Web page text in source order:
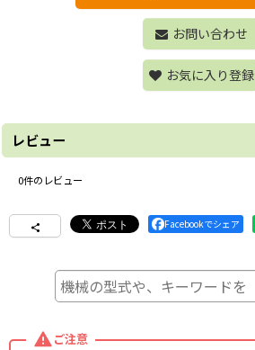
お問い合わせ
お気に入り登録
レビュー
0件のレビュー
Facebookでシェア
ご注意